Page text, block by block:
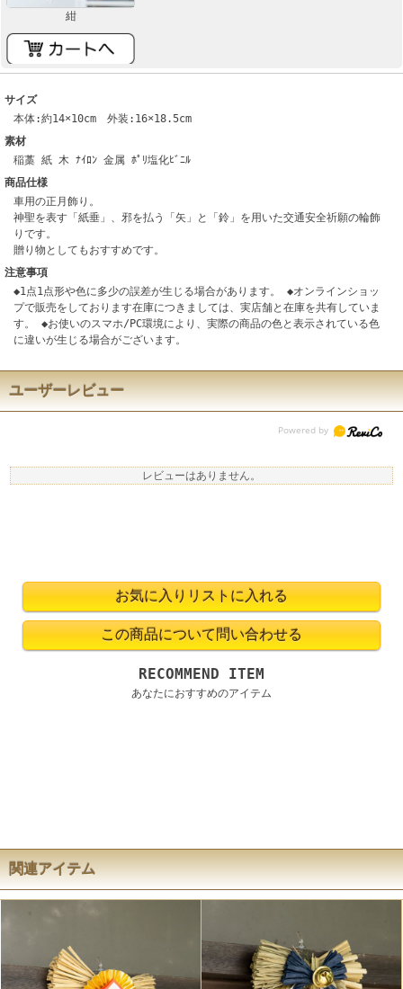
紺
サイズ
本体:約14×10cm 外装:16×18.5cm
素材
稲藁 紙 木 ﾅｲﾛﾝ 金属 ﾎﾟﾘ塩化ﾋﾞﾆﾙ
商品仕様
車用の正月飾り。
神聖を表す「紙垂」、邪を払う「矢」と「鈴」を用いた交通安全祈願の輪飾
りです。
贈り物としてもおすすめです。
注意事項
◆1点1点形や色に多少の誤差が生じる場合があります。 ◆オンラインショッ
プで販売をしております在庫につきましては、実店舗と在庫を共有していま
す。 ◆お使いのスマホ/PC環境により、実際の商品の色と表示されている色
に違いが生じる場合がございます。
ユーザーレビュー
レビューはありません。
RECOMMEND ITEM
あなたにおすすめのアイテム
関連アイテム